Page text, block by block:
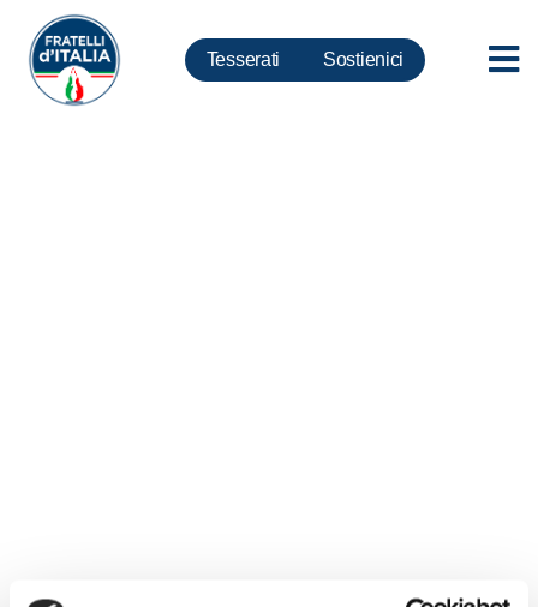
Tesserati Sostienici